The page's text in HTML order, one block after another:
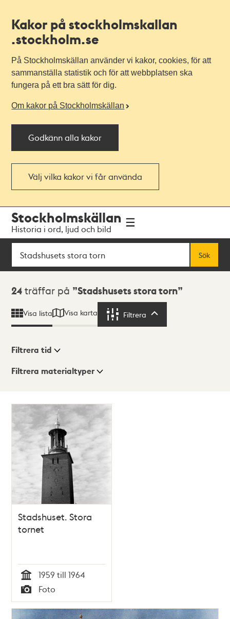
Kakor på stockholmskallan
.stockholm.se
På Stockholmskällan använder vi kakor, cookies, för att
sammanställa statistik och för att webbplatsen ska
fungera på ett bra sätt för dig.
Om kakor på Stockholmskällan
Godkänn alla kakor
Välj vilka kakor vi får använda
navigationen
huvudinnehållet
Stockholmskällan
Historia i ord, ljud och bild
Sök
Sök
Sökresultat
24 träffar på Stadshusets stora torn
Visa lista Visa karta Filtrera
Visningsläge
ListaKarta
Filtrera tid
Filtrera materialtyper
träffar
Stadshuset. Stora
tornet
Tid
1959 till 1964
Typ
Foto